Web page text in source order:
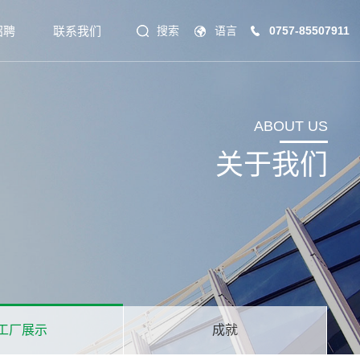
0757-85507911
搜索 语言
聘 联系我们
ABOUT US
关于我们
厂展示 成就